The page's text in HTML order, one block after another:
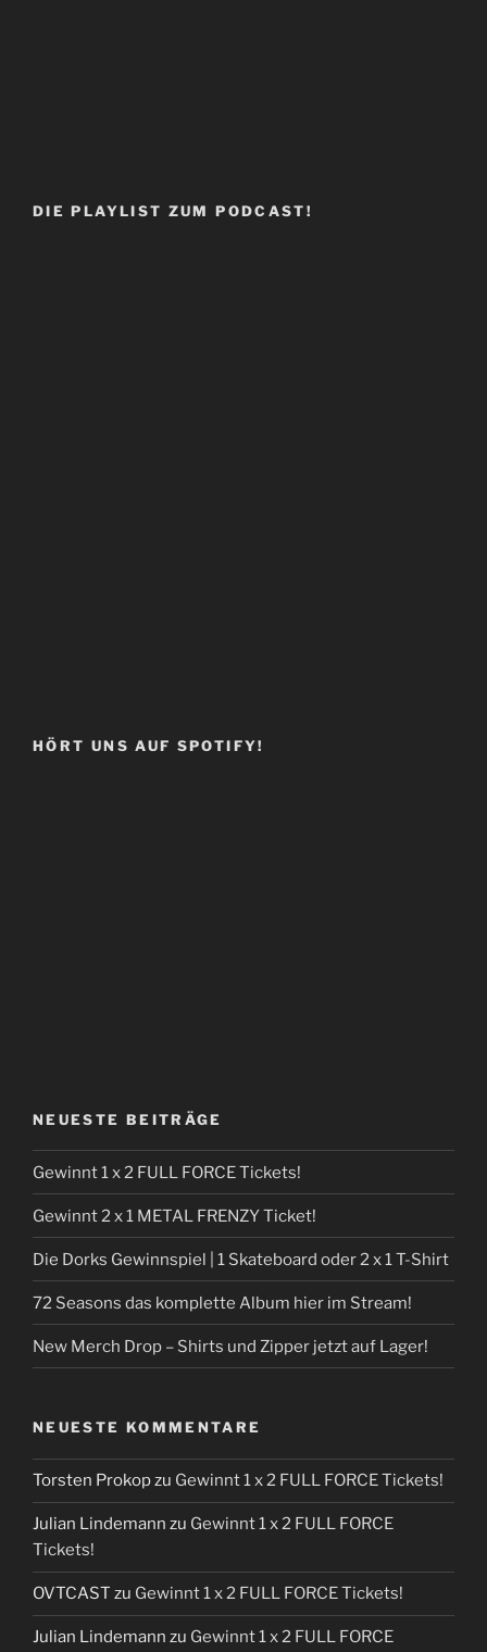
DIE PLAYLIST ZUM PODCAST!
HÖRT UNS AUF SPOTIFY!
NEUESTE BEITRÄGE
Gewinnt 1 x 2 FULL FORCE Tickets!
Gewinnt 2 x 1 METAL FRENZY Ticket!
Die Dorks Gewinnspiel | 1 Skateboard oder 2 x 1 T-Shirt
72 Seasons das komplette Album hier im Stream!
New Merch Drop – Shirts und Zipper jetzt auf Lager!
NEUESTE KOMMENTARE
Torsten Prokopzu Gewinnt 1 x 2 FULL FORCE Tickets!
Julian Lindemann zu Gewinnt 1 x 2 FULL FORCE
Tickets!
OVTCAST zu Gewinnt 1 x 2 FULL FORCE Tickets!
Julian Lindemann zu Gewinnt 1 x 2 FULL FORCE